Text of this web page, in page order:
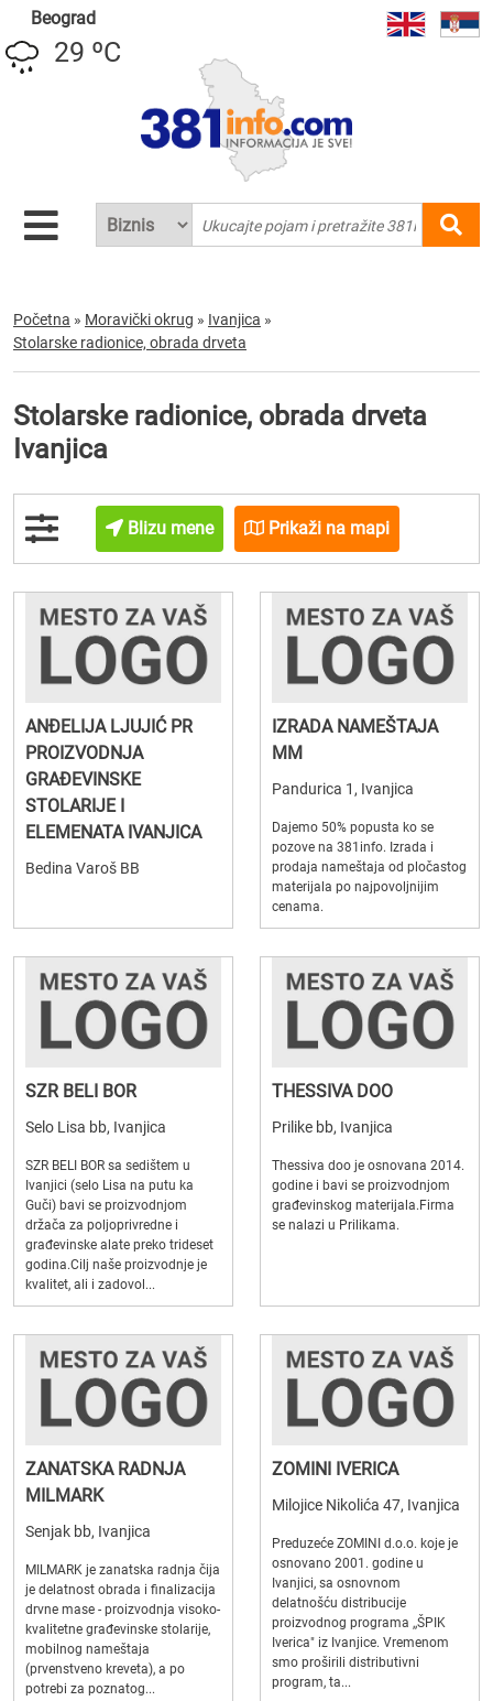
Beograd
29 ºC
Početna » Moravički okrug » Ivanjica »
Stolarske radionice, obrada drveta
Stolarske radionice, obrada drveta
Ivanjica
Blizu mene Prikaži na mapi
ANĐELIJA LJUJIĆ PR
PROIZVODNJA
GRAĐEVINSKE
STOLARIJE I
ELEMENATA IVANJICA
Bedina Varoš BB
IZRADA NAMEŠTAJA
MM
Pandurica 1, Ivanjica
Dajemo 50% popusta ko se
pozove na 381info. Izrada i
prodaja nameštaja od pločastog
materijala po najpovoljnijim
cenama.
SZR BELI BOR
Selo Lisa bb, Ivanjica
SZR BELI BOR sa sedištem u
Ivanjici (selo Lisa na putu ka
Guči) bavi se proizvodnjom
držača za poljoprivredne i
građevinske alate preko trideset
godina.Cilj naše proizvodnje je
kvalitet, ali i zadovol...
THESSIVA DOO
Prilike bb, Ivanjica
Thessiva doo je osnovana 2014.
godine i bavi se proizvodnjom
građevinskog materijala.Firma
se nalazi u Prilikama.
ZANATSKA RADNJA
MILMARK
Senjak bb, Ivanjica
MILMARK je zanatska radnja čija
je delatnost obrada i finalizacija
drvne mase - proizvodnja visoko-
kvalitetne građevinske stolarije,
mobilnog nameštaja
(prvenstveno kreveta), a po
potrebi za poznatog...
ZOMINI IVERICA
Milojice Nikolića 47, Ivanjica
Preduzeće ZOMINI d.o.o. koje je
osnovano 2001. godine u
Ivanjici, sa osnovnom
delatnošću distribucije
proizvodnog programa ,,ŠPIK
Iverica" iz Ivanjice. Vremenom
smo proširili distributivni
program, ta...